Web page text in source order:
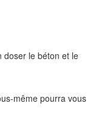
doser le béton et le
même pourra vous